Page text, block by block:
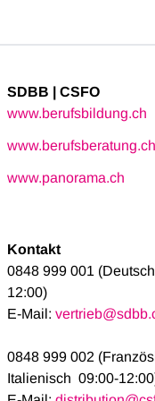
SDBB | CSFO
www.berufsbildung.ch
www.berufsberatung.ch
www.panorama.ch
Kontakt
0848 999 001
12:00)
E-Mail:
0848 999 002
Italienisch 09:00-